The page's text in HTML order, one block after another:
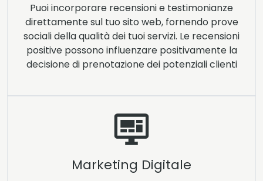
Puoi incorporare recensioni e testimonianze
direttamente sul tuo sito web, fornendo prove
sociali della qualità dei tuoi servizi. Le recensioni
positive possono influenzare positivamente la
decisione di prenotazione dei potenziali clienti
Marketing Digitale